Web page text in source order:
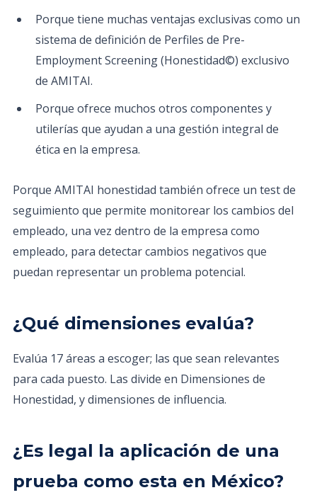
Porque tiene muchas ventajas exclusivas como un
sistema de definición de Perfiles de Pre-
Employment Screening (Honestidad©) exclusivo
de AMITAI.
Porque ofrece muchos otros componentes y
utilerías que ayudan a una gestión integral de
ética en la empresa.
Porque AMITAI honestidad también ofrece un test de
seguimiento que permite monitorear los cambios del
empleado, una vez dentro de la empresa como
empleado, para detectar cambios negativos que
puedan representar un problema potencial.
¿Qué dimensiones evalúa?
Evalúa 17 áreas a escoger; las que sean relevantes
para cada puesto. Las divide en Dimensiones de
Honestidad, y dimensiones de influencia.
¿Es legal la aplicación de una
prueba como esta en México?